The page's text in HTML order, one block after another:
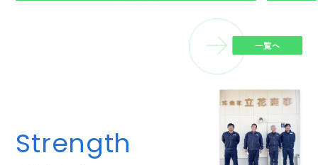
Strength